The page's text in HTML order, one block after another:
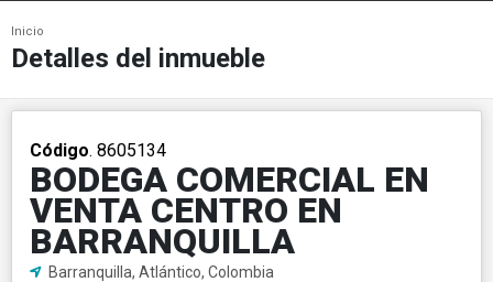
Inicio
Detalles del inmueble
Código. 8605134
BODEGA COMERCIAL EN
VENTA CENTRO EN
BARRANQUILLA
Barranquilla, Atlántico, Colombia